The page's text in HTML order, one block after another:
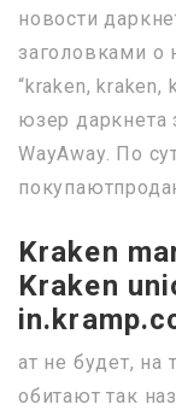
новости
заголовками о
“kraken,
юзер даркнета
WayAway. По
Kraken
Kraken
ат не будет, на
обитают так